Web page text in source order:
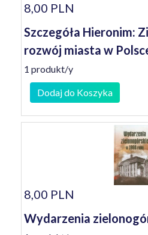
8,00 PLN
Szczegóła Hieronim:
rozwój miasta w
1 produkt/y
Dodaj do Koszyka
8,00 PLN
Wydarzenia